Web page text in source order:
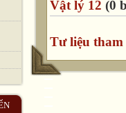
Vật lý 12 (0
Tư liệu